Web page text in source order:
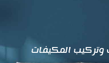
المكيفات